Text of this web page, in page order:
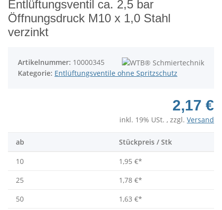
Entlüftungsventil ca. 2,5 bar
Öffnungsdruck M10 x 1,0 Stahl
verzinkt
Artikelnummer: 10000345
Kategorie: Entlüftungsventile ohne Spritzschutz
2,17 €
inkl. 19% USt. , zzgl. Versand
ab Stückpreis / Stk
10 1,95 €*
25
1,78 €*
50
1,63 €*